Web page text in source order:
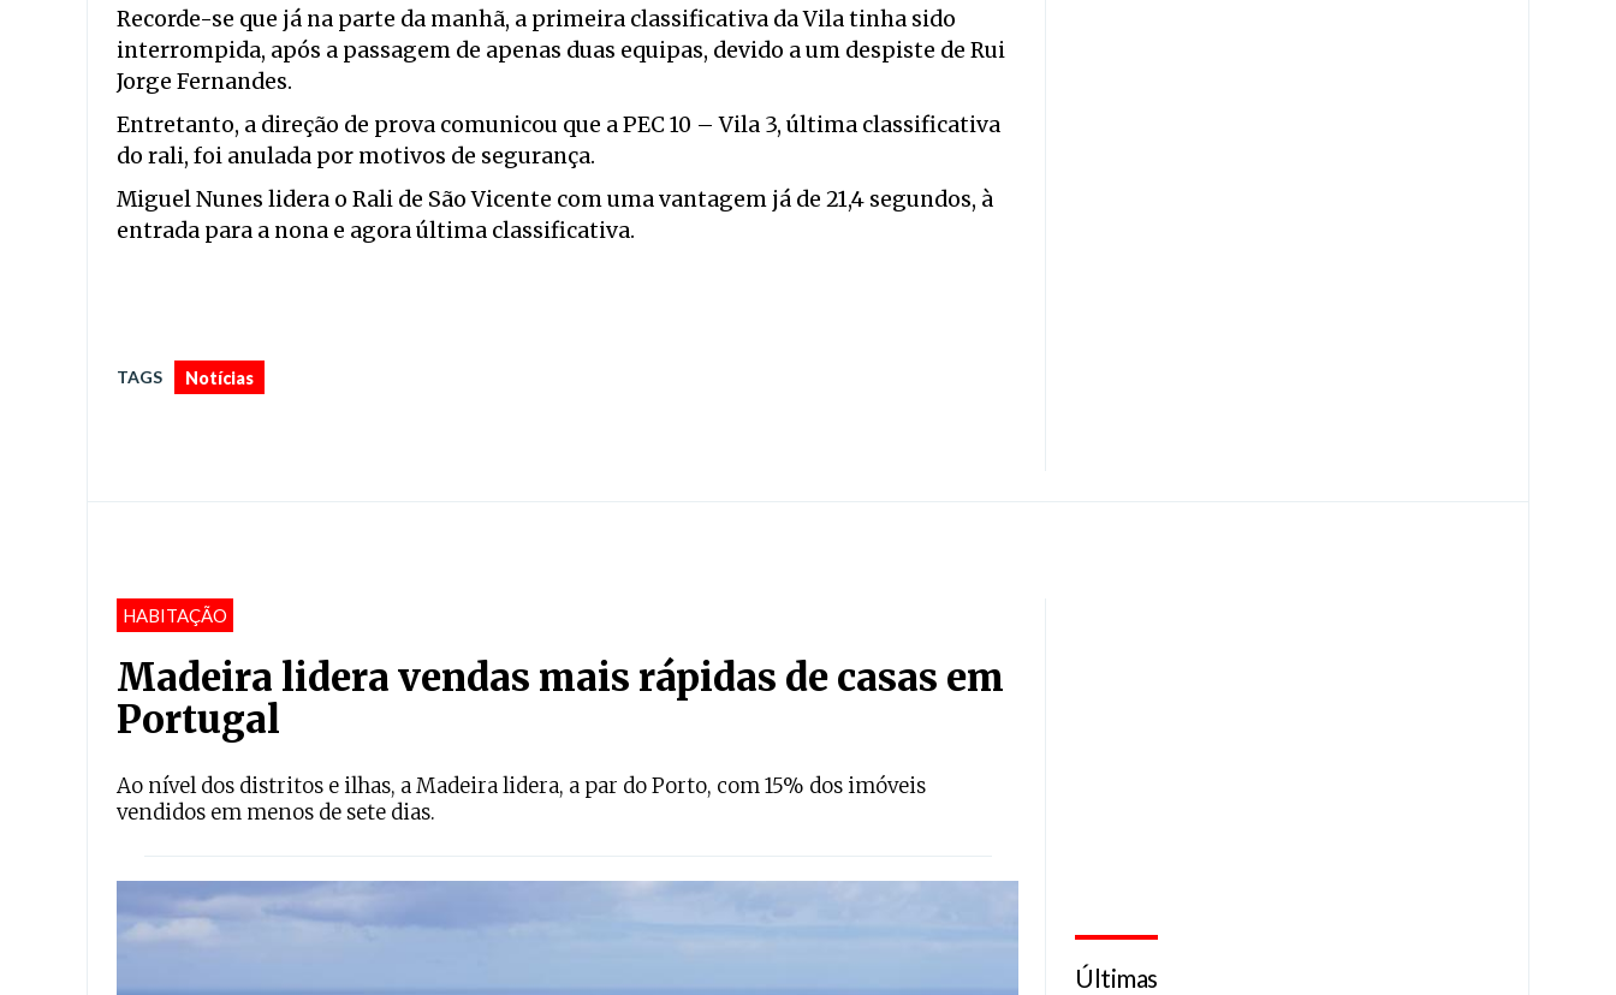
Recorde-se que já na parte da manhã, a primeira classificativa da Vila tinha sido
interrompida, após a passagem de apenas duas equipas, devido a um despiste de Rui
Jorge Fernandes.
Entretanto, a direção de prova comunicou que a PEC 10 – Vila 3, última classificativa
do rali, foi anulada por motivos de segurança.
Miguel Nunes lidera o Rali de São Vicente com uma vantagem já de 21,4 segundos, à
entrada para a nona e agora última classificativa.
TAGS Notícias
HABITAÇÃO
Madeira lidera vendas mais rápidas de casas em
Portugal
Ao nível dos distritos e ilhas, a Madeira lidera, a par do Porto, com 15% dos imóveis
vendidos em menos de sete dias.
Últimas